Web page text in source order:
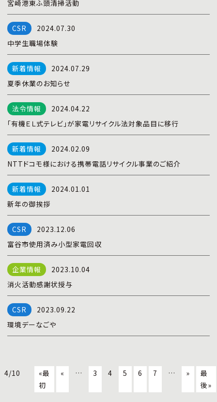
宮崎港東ふ頭清掃活動
2024.07.30
中学生職場体験
2024.07.29
夏季休業のお知らせ
2024.04.22
「有機ＥＬ式テレビ」が家電リサイクル法対象品目に移行
2024.02.09
NTTドコモ様における携帯電話リサイクル事業のご紹介
2024.01.01
新年の御挨拶
2023.12.06
富谷市使用済み小型家電回収
2023.10.04
消火活動感謝状授与
2023.09.22
環境デーなごや
4/10
«最
初
« … 3 4 5 6 7 … »
最
後»